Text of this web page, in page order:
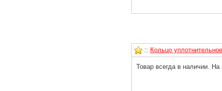
:: Кольцо
Товар всегда в наличии.